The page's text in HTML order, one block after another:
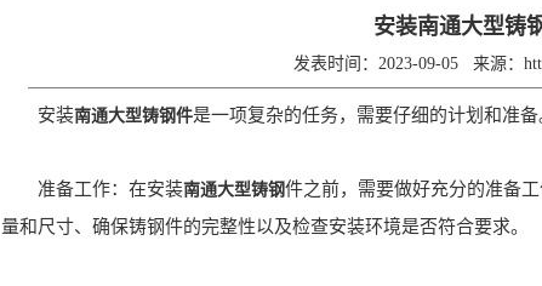
安装南通大型铸
发表时间：2023-09-05 来源：
安装南通大型铸钢件是一项复杂的任务，需要仔细的计划和准备
准备工作：在安装南通大型铸钢件之前，需要做好充分的准备
量和尺寸、确保铸钢件的完整性以及检查安装环境是否符合要求。